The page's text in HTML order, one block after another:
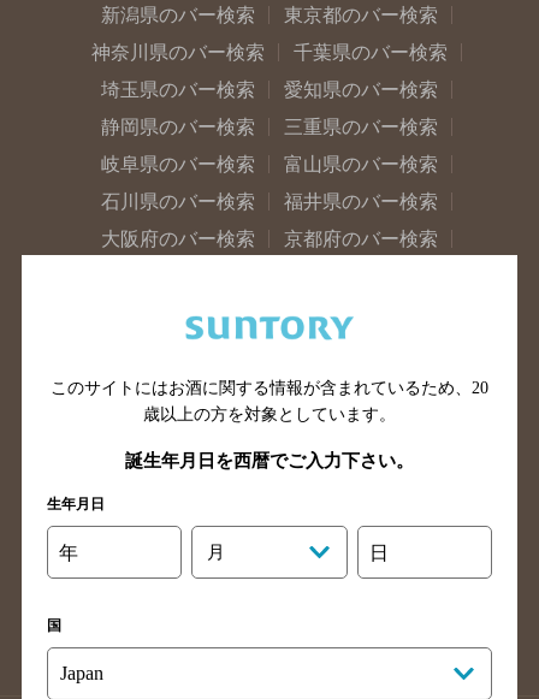
新潟県のバー検索
東京都のバー検索
神奈川県のバー検索
千葉県のバー検索
埼玉県のバー検索
愛知県のバー検索
静岡県のバー検索
三重県のバー検索
岐阜県のバー検索
富山県のバー検索
石川県のバー検索
福井県のバー検索
大阪府のバー検索
京都府のバー検索
滋賀県のバー検索
和歌山県のバー検索
山口県のバー検索
鳥取県のバー検索
島根県のバー検索
徳島県のバー検索
香川県のバー検索
愛媛県のバー検索
高知県のバー検索
長崎県のバー検索
佐賀県のバー検索
大分県のバー検索
熊本県のバー検索
沖縄県のバー検索
このサイトにはお酒に関する情報が含まれているため、 20
歳以上の方を対象としています。
誕生年月日を西暦でご入力下さい。
生年月日
年 月 日
国